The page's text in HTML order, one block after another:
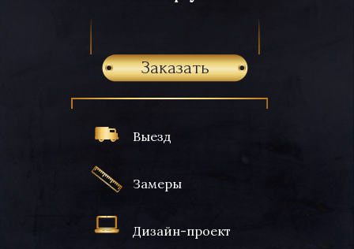
Выезд
Замеры
Дизайн-проект
Заказать